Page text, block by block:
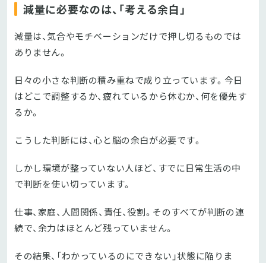
減量に必要なのは、「考える余白」
減量は、気合やモチベーションだけで押し切るものでは
ありません。
日々の小さな判断の積み重ねで成り立っています。今日
はどこで調整するか、疲れているから休むか、何を優先す
るか。
こうした判断には、心と脳の余白が必要です。
しかし環境が整っていない人ほど、すでに日常生活の中
で判断を使い切っています。
仕事、家庭、人間関係、責任、役割。そのすべてが判断の連
続で、余力はほとんど残っていません。
その結果、「わかっているのにできない」状態に陥りま